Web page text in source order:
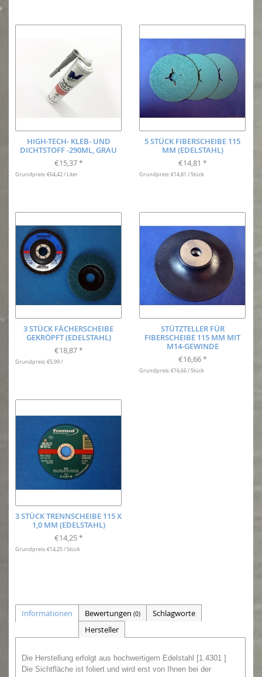
HIGH-TECH- KLEB- UND
DICHTSTOFF -290ML, GRAU
€15,37 *
Grundpreis: €64,42 / Liter
5 STÜCK FIBERSCHEIBE 115
MM (EDELSTAHL)
€14,81 *
Grundpreis: €14,81 / Stück
3 STÜCK FÄCHERSCHEIBE
GEKRÖPFT (EDELSTAHL)
€18,87 *
Grundpreis: €5,99 /
STÜTZTELLER FÜR
FIBERSCHEIBE 115 MM MIT
M14-GEWINDE
€16,66 *
Grundpreis: €16,66 / Stück
3 STÜCK TRENNSCHEIBE 115 X
1,0 MM (EDELSTAHL)
€14,25 *
Grundpreis: €14,25 / Stück
Informationen Bewertungen (0)
Schlagworte
Hersteller
Die Herstellung erfolgt aus hochwertigem Edelstahl [1.4301 ]
Die Sichtfläche ist foliert und wird erst von Ihnen bei der